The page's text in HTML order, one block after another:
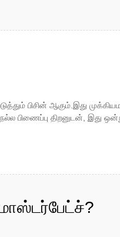
பிசின் ஆகும்.இது
பிணைப்பு திறனுடன், இது